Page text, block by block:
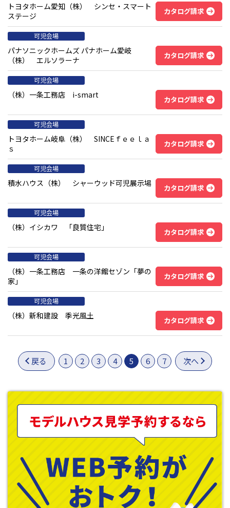
トヨタホーム愛知（株） シンセ・スマート
ステージ
カタログ請求
可児会場
パナソニックホームズ パナホーム愛岐
（株） エルソラーナ
カタログ請求
可児会場
（株）一条工務店 i-smart カタログ請求
可児会場
トヨタホーム岐阜（株） SINCEｆｅｅｌａ
ｓ
カタログ請求
可児会場
積水ハウス（株） シャーウッド可児展示場 カタログ請求
可児会場
（株）イシカワ 「良質住宅」 カタログ請求
可児会場
（株）一条工務店 一条の洋館セゾン「夢の
家」
カタログ請求
可児会場
（株）新和建設 季光風土 カタログ請求
戻る 1 2 3 4 5 6 7 次へ